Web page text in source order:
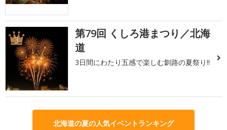
3
第79回 くしろ港まつり／北海
道
3日間にわたり五感で楽しむ釧路の夏祭り!!
北海道の夏の人気イベントランキング